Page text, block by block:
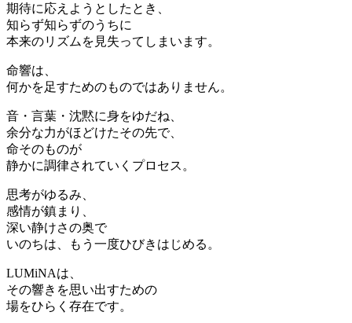
期待に応えようとしたとき、
知らず知らずのうちに
本来のリズムを見失ってしまいます。
命響は、
何かを足すためのものではありません。
音・言葉・沈黙に身をゆだね、
余分な力がほどけたその先で、
命そのものが
静かに調律されていくプロセス。
思考がゆるみ、
感情が鎮まり、
深い静けさの奥で
いのちは、もう一度ひびきはじめる。
LUMiNAは、
その響きを思い出すための
場をひらく存在です。